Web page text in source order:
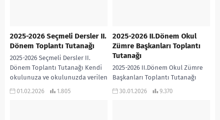
2025-2026 Seçmeli Dersler II.
Dönem Toplantı Tutanağı
2025-2026 Seçmeli Dersler II.
Dönem Toplantı Tutanağı Kendi
okulunuza ve okulunuzda verilen
Seçmeli Derslere göre
01.02.2026 1.805
2025-2026 II.Dönem Okul
Zümre Başkanları Toplantı
Tutanağı
2025-2026 II.Dönem Okul Zümre
Başkanları Toplantı Tutanağı
2025-2026 II.Dönem Okul Zümre
30.01.2026 9.370